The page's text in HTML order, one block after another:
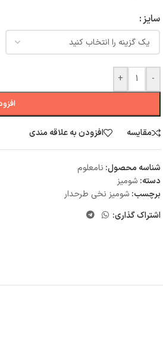
سایز
-
+
مقایسه افزودن به علاقه مندی
شناسه محصول: نامعلوم
دسته: شومیز
برچسب: شومیز نخی طرحدار
اشتراک گذاری: